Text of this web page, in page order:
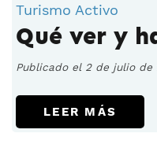
Turismo Activo
Qué ver y
Publicado el 2 de julio de
LEER MÁS